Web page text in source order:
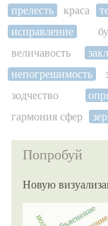
прелесть
краса
исправление
величавость
непогрешимость
зодчество
гармония сфер
Попробуй
Новую